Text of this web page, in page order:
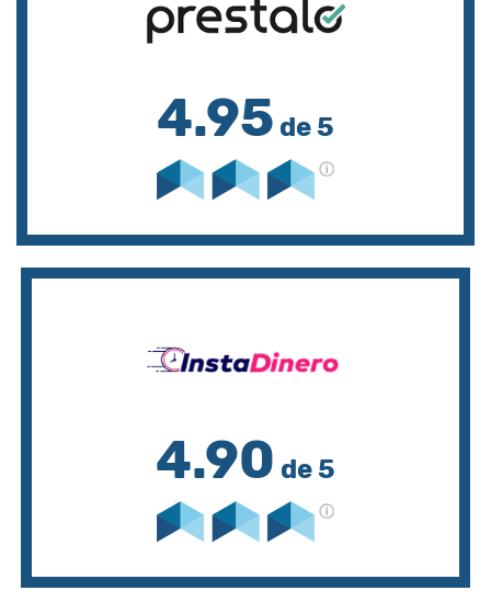
4.95 de 5
4.90 de 5